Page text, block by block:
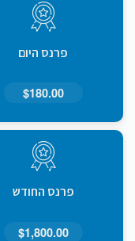
פרנס היום
$180.00
פרנס החודש
$1,800.00